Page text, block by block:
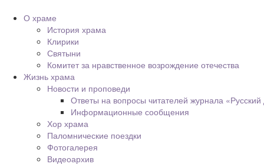
О храме
История храма
Клирики
Святыни
Комитет за нравственное возрождение отечества
Жизнь храма
Новости и проповеди
Ответы на вопросы читателей журнала
Информационные сообщения
Хор храма
Паломнические поездки
Фотогалерея
Видеоархив